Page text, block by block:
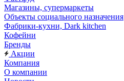
Магазины, супермаркеты
Объекты социального назначения
Фабрики-кухни, Dark kitchen
Кофейни
Бренды
Акции
Компания
О компании